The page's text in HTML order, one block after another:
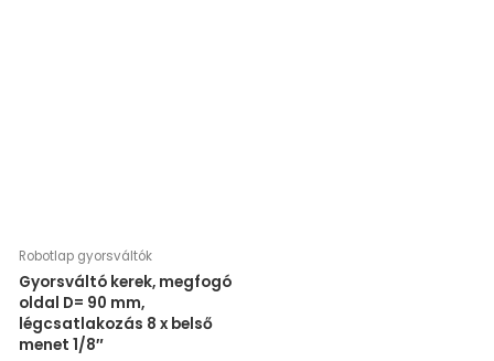
Robotlap gyorsváltók
Gyorsváltó kerek, megfogó
oldal D= 90 mm,
légcsatlakozás 8 x belső
menet 1/8″